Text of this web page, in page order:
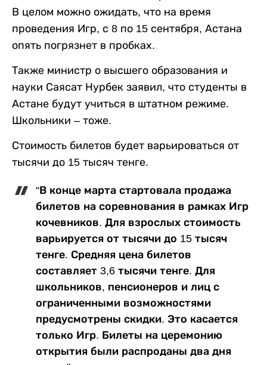
В целом можно ожидать, что на время
проведения Игр, с 8 по 15 сентября, Астана
опять погрязнет в пробках.
Также министр о высшего образования и
науки Саясат Нурбек заявил, что студенты в
Астане будут учиться в штатном режиме.
Школьники – тоже.
Стоимость билетов будет варьироваться от
тысячи до 15 тысяч тенге.
“В конце марта стартовала продажа
билетов на соревнования в рамках Игр
кочевников. Для взрослых стоимость
варьируется от тысячи до 15 тысяч
тенге. Средняя цена билетов
составляет 3,6 тысячи тенге. Для
школьников, пенсионеров и лиц с
ограниченными возможностями
предусмотрены скидки. Это касается
только Игр. Билеты на церемонию
открытия были распроданы два дня